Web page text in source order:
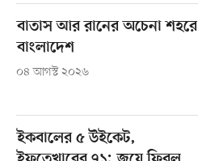
বাতাস আর রানের অচেনা শহরে
বাংলাদেশ
০৪ আগস্ট ২০২৬
ইকবালের ৫ উইকেট,